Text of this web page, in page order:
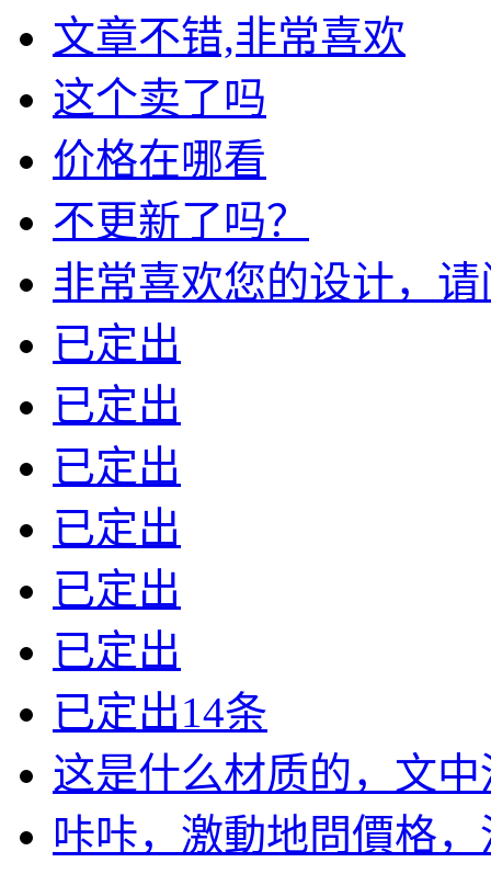
文章不错,非常喜欢
这个卖了吗
价格在哪看
不更新了吗？
非常喜欢您的设计，请
已定出
已定出
已定出
已定出
已定出
已定出
已定出14条
这是什么材质的，文中
咔咔，激動地問價格，